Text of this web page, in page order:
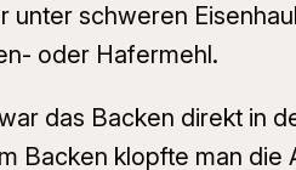
unter schweren
oder Hafermehl.
das Backen direkt in
Backen klopfte man die